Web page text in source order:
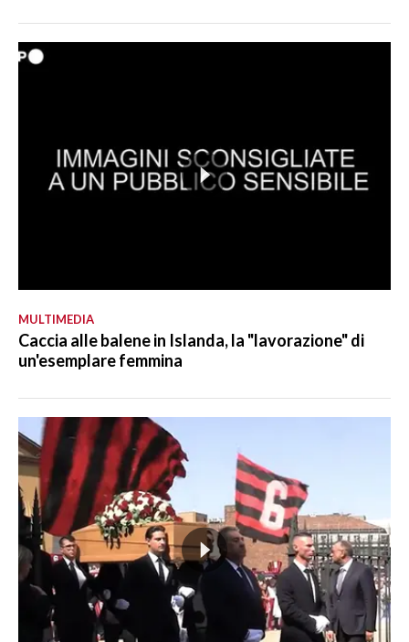
MULTIMEDIA
Caccia alle balene in Islanda, la "lavorazione" di
un'esemplare femmina